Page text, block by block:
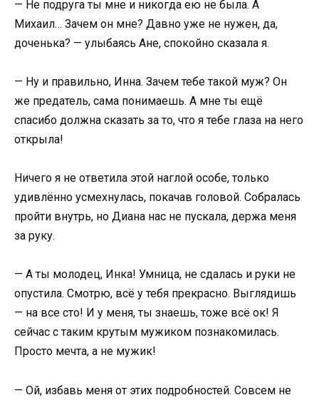
— Не подруга ты мне и никогда ею не была. А
Михаил… Зачем он мне? Давно уже не нужен, да,
доченька? — улыбаясь Ане, спокойно сказала я.
— Ну и правильно, Инна. Зачем тебе такой муж? Он
же предатель, сама понимаешь. А мне ты ещё
спасибо должна сказать за то, что я тебе глаза на него
открыла!
Ничего я не ответила этой наглой особе, только
удивлённо усмехнулась, покачав головой. Собралась
пройти внутрь, но Диана нас не пускала, держа меня
за руку.
— А ты молодец, Инка! Умница, не сдалась и руки не
опустила. Смотрю, всё у тебя прекрасно. Выглядишь
— на все сто! И у меня, ты знаешь, тоже всё ок! Я
сейчас с таким крутым мужиком познакомилась.
Просто мечта, а не мужик!
— Ой, избавь меня от этих подробностей. Совсем не